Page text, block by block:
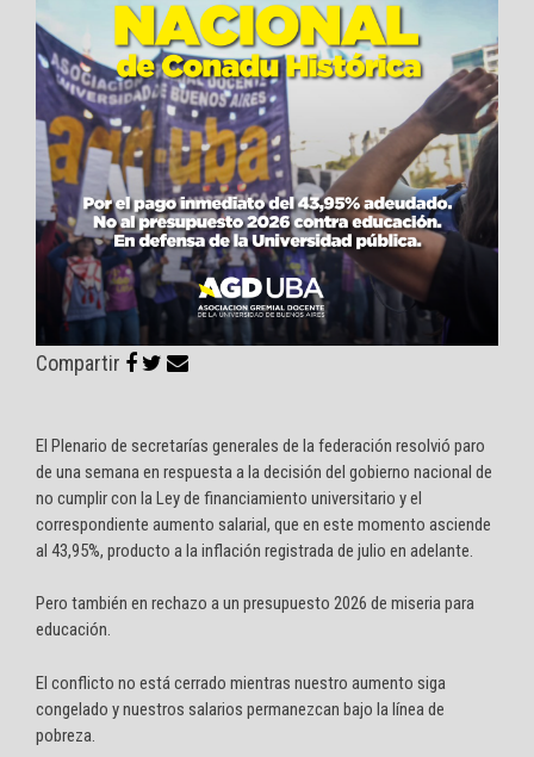
Compartir
El Plenario de secretarías generales de la federación resolvió paro
de una semana en respuesta a la decisión del gobierno nacional de
no cumplir con la Ley de financiamiento universitario y el
correspondiente aumento salarial, que en este momento asciende
al 43,95%, producto a la inflación registrada de julio en adelante.
Pero también en rechazo a un presupuesto 2026 de miseria para
educación.
El conflicto no está cerrado mientras nuestro aumento siga
congelado y nuestros salarios permanezcan bajo la línea de
pobreza.